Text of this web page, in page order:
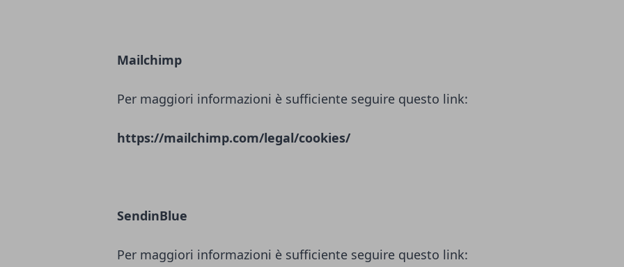
Mailchimp
Per maggiori informazioni è sufficiente seguire questo link:
https://mailchimp.com/legal/cookies/
SendinBlue
Per maggiori informazioni è sufficiente seguire questo link: